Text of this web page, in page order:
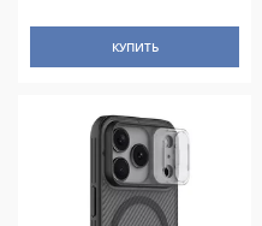
КУПИТЬ